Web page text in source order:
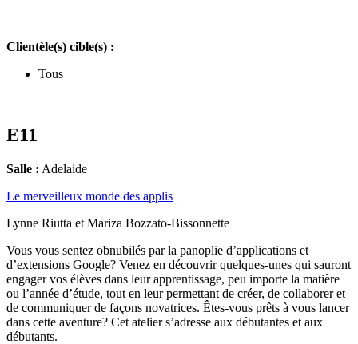
Clientèle(s) cible(s) :
Tous
E11
Salle : Adelaide
Le merveilleux monde des applis
Lynne Riutta et Mariza Bozzato-Bissonnette
Vous vous sentez obnubilés par la panoplie d’applications et
d’extensions Google? Venez en découvrir quelques-unes qui sauront
engager vos élèves dans leur apprentissage, peu importe la matière
ou l’année d’étude, tout en leur permettant de créer, de collaborer et
de communiquer de façons novatrices. Êtes-vous prêts à vous lancer
dans cette aventure? Cet atelier s’adresse aux débutantes et aux
débutants.